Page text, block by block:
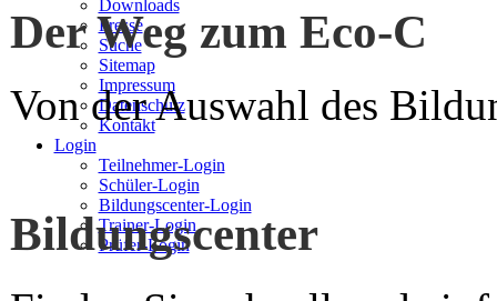
Downloads
Presse
Suche
Sitemap
Impressum
Datenschutz
Kontakt
Login
Teilnehmer-Login
Schüler-Login
Bildungscenter-Login
Trainer-Login
Prüfer-Login
Der Weg zum Eco-C
Von der Auswahl des
Bildungscenter